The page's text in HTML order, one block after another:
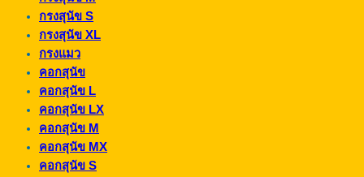
กรงสุนัข S
กรงสุนัข XL
กรงแมว
คอกสุนัข
คอกสุนัข L
คอกสุนัข LX
คอกสุนัข M
คอกสุนัข MX
คอกสุนัข S